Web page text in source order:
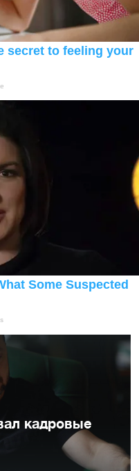
кадровые